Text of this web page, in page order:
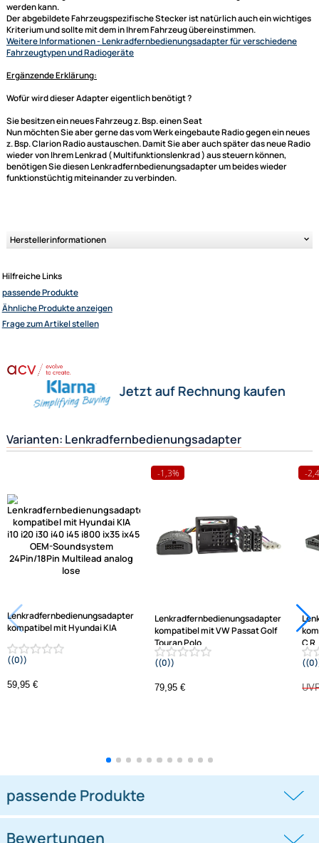
generell unterstützte Funktionen:
Laut -- Leise
Titel skip (hoch/runter)
Sender skip (hoch/runter)
je nach Gegebenheit (sprich Radio und Lenkradbedieneinheit) können
Bitte unbedingt kontrollieren:
Bitte achten Sie auch darauf, dass Ihr neues Gerät einen externen
Fernbedienungsanschluss hat, damit das Interface dort angeschlossen
werden kann.
Fahrzeugtypen und Radiogeräte
Wofür wird dieser Adapter eigentlich benötigt ?
Sie besitzen ein neues Fahrzeug z. Bsp. einen Seat
Nun möchten Sie aber gerne das vom Werk eingebaute Radio gegen ein
benötigen Sie diesen Lenkradfernbedienungsadapter um beides wieder
funktionstüchtig miteinander zu verbinden.
Herstellerinformationen
passende Produkte
Ähnliche Produkte anzeigen
Frage zum Artikel stellen
Jetzt auf Rechnung kaufen
Varianten: Lenkradfernbedienungsadapter
Wir versenden mit